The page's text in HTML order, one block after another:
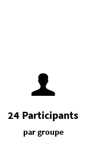
24 Participants
par groupe